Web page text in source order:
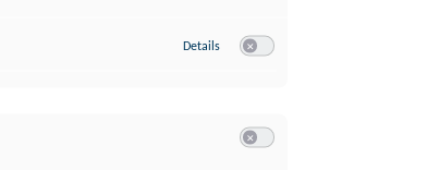
Details zu Google Analytics